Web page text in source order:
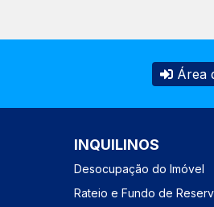
Área
INQUILINOS
Desocupação do Imóvel
Rateio e Fundo de